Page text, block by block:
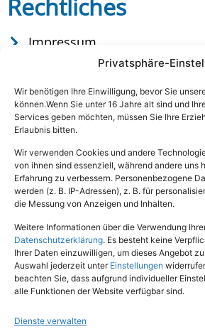
Privatsphäre-
Wir benötigen Ihre Einwilligung, bevor Sie
können.Wenn Sie unter 16 Jahre alt sind und
Services geben möchten, müssen Sie Ihre
Erlaubnis bitten.
Wir verwenden Cookies und andere
von ihnen sind essenziell, während andere uns
Erfahrung zu verbessern. Personenbezogene
werden (z. B. IP-Adressen), z. B. für
die Messung von Anzeigen und Inhalten.
Weitere Informationen über die Verwendung
Datenschutzerklärung. Es besteht keine
Ihrer Daten einzuwilligen, um dieses Angebot
Auswahl jederzeit unter Einstellungen
beachten Sie, dass aufgrund individueller
alle Funktionen der Website verfügbar sind.
Dienste verwalten
Rechtliches
Impressum
Datenschutz
Copyright © 2024. Alle
Tel.: (02651) - 77438
In der Pluns 1, 56727